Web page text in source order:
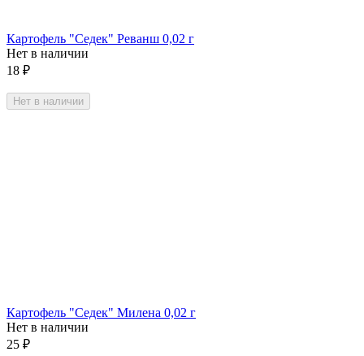
Картофель "Седек" Реванш 0,02 г
Нет в наличии
18 ₽
Нет в наличии
Картофель "Седек" Милена 0,02 г
Нет в наличии
25 ₽